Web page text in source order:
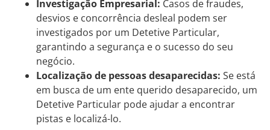
Investigação Empresarial: Casos de fraudes,
desvios e concorrência desleal podem ser
investigados por um Detetive Particular,
garantindo a segurança e o sucesso do seu
negócio.
Localização de pessoas desaparecidas: Se está
em busca de um ente querido desaparecido, um
Detetive Particular pode ajudar a encontrar
pistas e localizá-lo.